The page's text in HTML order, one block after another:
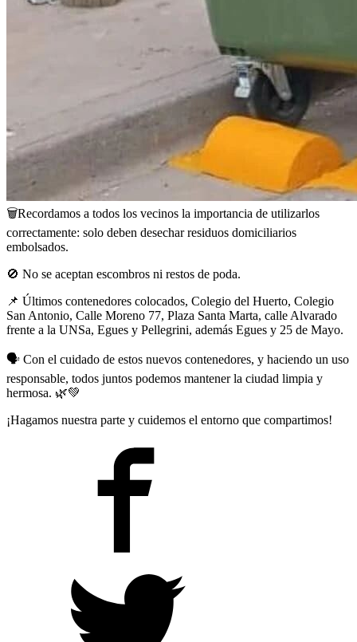
🗑️Recordamos a todos los vecinos la importancia de utilizarlos
correctamente: solo deben desechar residuos domiciliarios
embolsados.
🚫 No se aceptan escombros ni restos de poda.
📌 Últimos contenedores colocados, Colegio del Huerto, Colegio
San Antonio, Calle Moreno 77, Plaza Santa Marta, calle Alvarado
frente a la UNSa, Egues y Pellegrini, además Egues y 25 de Mayo.
🗣️ Con el cuidado de estos nuevos contenedores, y haciendo un uso
responsable, todos juntos podemos mantener la ciudad limpia y
hermosa. 🌿💚
¡Hagamos nuestra parte y cuidemos el entorno que compartimos!